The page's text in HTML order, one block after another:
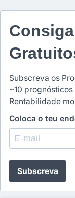
Subscreva os
~10
Rentabilidade
Coloca o teu
Subscreva